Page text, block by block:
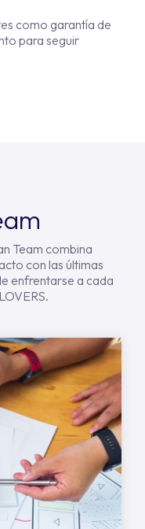
como garantía de
para seguir
Team combina
con las últimas
enfrentarse a cada